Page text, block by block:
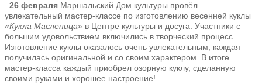
26 февраля Маршальский Дом культуры провёл
увлекательный мастер-классе по изготовлению весенней куклы
«Кукла Масленица» в Центре культуры и досуга. Участники с
большим удовольствием включились в творческий процесс.
Изготовление куклы оказалось очень увлекательным, каждая
получилась оригинальной и со своим характером. В итоге
мастер-класса каждый приобрел озорную куклу, сделанную
своими руками и хорошее настроение!